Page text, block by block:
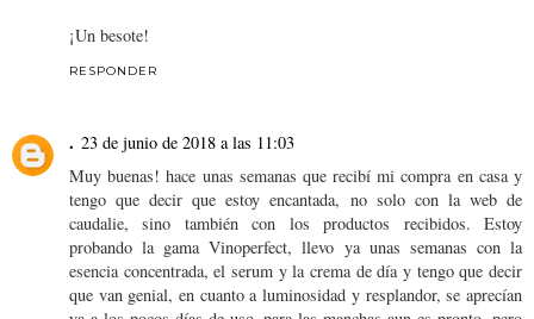
¡Un besote!
RESPONDER
. 23 de junio de 2018 a las 11:03
Muy buenas! hace unas semanas que recibí mi compra en casa y
tengo que decir que estoy encantada, no solo con la web de
caudalie, sino también con los productos recibidos. Estoy
probando la gama Vinoperfect, llevo ya unas semanas con la
esencia concentrada, el serum y la crema de día y tengo que decir
que van genial, en cuanto a luminosidad y resplandor, se aprecían